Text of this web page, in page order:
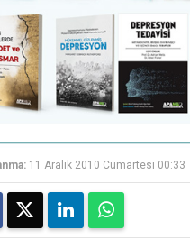
11 Aralık 2010 Cumartesi 00:33